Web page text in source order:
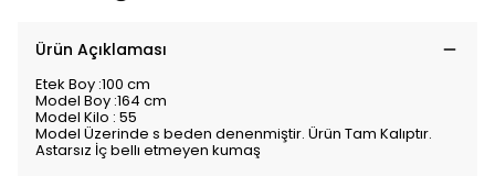
Ürün Açıklaması
Etek Boy :100 cm
Model Boy :164 cm
Model Kilo : 55
Model Üzerinde s beden denenmiştir. Ürün Tam Kalıptır.
Astarsız İç bellı etmeyen kumaş